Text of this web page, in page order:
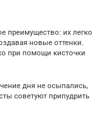
преимущество: их легко
новые оттенки.
при помощи кисточки
дня не осыпались,
советуют припудрить